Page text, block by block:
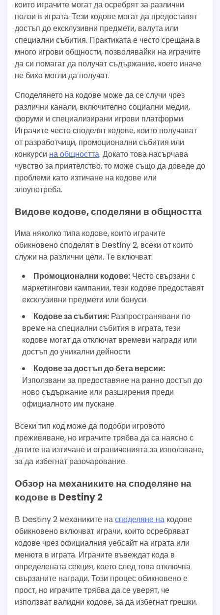
които играчите могат да осребрят за различни
ползи в играта. Тези кодове могат да предоставят
достъп до ексклузивни предмети, валута или
специални събития. Практиката е често срещана в
много игрови общности, позволявайки на играчите
да си помагат да получат съдържание, което иначе
не биха могли да получат.
Споделянето на кодове може да се случи чрез
различни канали, включително социални медии,
форуми и специализирани игрови платформи.
Играчите често споделят кодове, които получават
от разработчици, промоционални събития или
конкурси на общността. Докато това насърчава
чувство за приятелство, то може също да доведе до
проблеми като изтичане на кодове или
злоупотреба.
Видове кодове, споделяни в общността
Има няколко типа кодове, които играчите
обикновено споделят в Destiny 2, всеки от които
служи на различни цели. Те включват:
Промоционални кодове: Често свързани с
маркетингови кампании, тези кодове предоставят
ексклузивни предмети или бонуси.
Кодове за събития: Разпространявани по
време на специални събития в играта, тези
кодове могат да отключат времеви награди или
достъп до уникални дейности.
Кодове за достъп до бета версии:
Използвани за предоставяне на ранно достъп до
ново съдържание или разширения преди
официалното им пускане.
Всеки тип код може да подобри игровото
преживяване, но играчите трябва да са наясно с
датите на изтичане и ограниченията за използване,
за да избегнат разочарование.
Обзор на механиките на споделяне на
кодове в Destiny 2
В Destiny 2 механиките насподеляне на кодове
обикновено включват играчи, които осребряват
кодове чрез официалния уебсайт на играта или
менюта в играта. Играчите въвеждат кода в
определената секция, което след това отключва
свързаните награди. Този процес обикновено е
прост, но играчите трябва да се уверят, че
използват валидни кодове, за да избегнат грешки.